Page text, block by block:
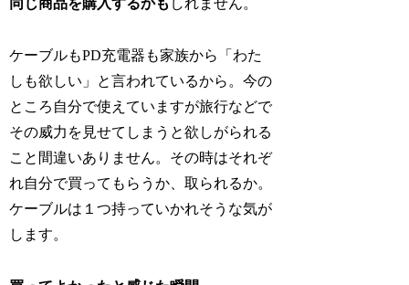
同じ商品を購入するかも しれません。
ケーブルもPD充電器も家族から「わた
しも欲しい」と言われているから。今の
ところ自分で使えていますが旅行などで
その威力を見せてしまうと欲しがられる
こと間違いありません。その時はそれぞ
れ自分で買ってもらうか、取られるか。
ケーブルは１つ持っていかれそうな気が
します。